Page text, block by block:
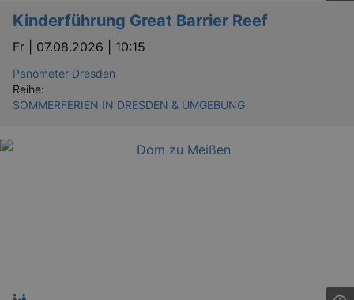
Kinderführung Great Barrier Reef
Fr | 07.08.2026 | 10:15
Panometer Dresden
Reihe:
SOMMERFERIEN IN DRESDEN & UMGEBUNG